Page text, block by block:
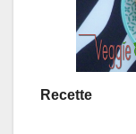
Recette